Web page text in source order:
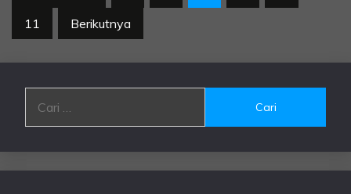
pos
11
Berikutnya
untuk: